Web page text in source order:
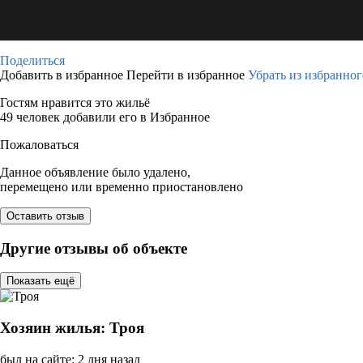
Поделиться
Добавить в избранное Перейти в избранное Убрать из
Гостям нравится это жильё
49 человек добавили его в Избранное
Пожаловаться
Данное объявление было удалено,
перемещено или временно приостановлено
Оставить отзыв
Другие отзывы об объекте
Показать ещё
Хозяин жилья: Троя
был на сайте: 2 дня назад